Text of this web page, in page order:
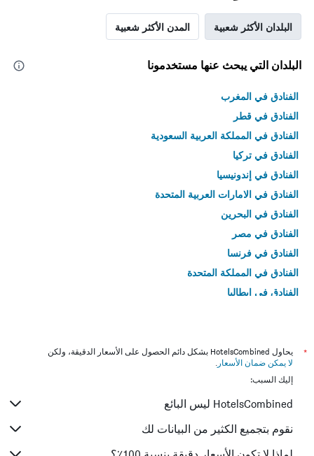
البلدان الأكثر شعبية المدن الأكثر شعبية
البلدان التي يبحث عنها مستخدمونا
الفنادق في المغرب
الفنادق في قطر
الفنادق في المملكة العربية السعودية
الفنادق في تركيا
الفنادق في إندونيسيا
الفنادق في الامارات العربية المتحدة
الفنادق في البحرين
الفنادق في مصر
الفنادق في فرنسا
الفنادق في المملكة المتحدة
الفنادق في إيطاليا
*
يحاول HotelsCombined بشكل دائم الحصول على الأسعار الدقيقة، ولكن
لا يمكن ضمان الأسعار .
إليك السبب:
HotelsCombined ليس البائع
نقوم بتجميع الكثير من البيانات لك